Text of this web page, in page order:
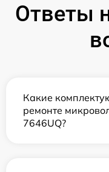
Ответы
Какие
ремонте
7646UQ?